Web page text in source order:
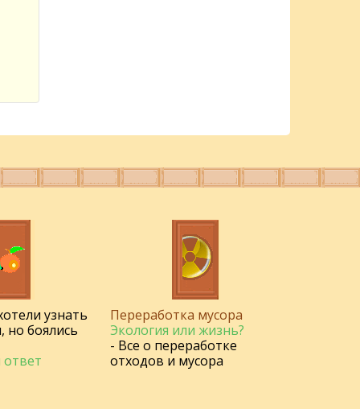
узнать
но боялись
Переработка мусора
Экология или жизнь?
- Все о переработке
отходов и мусора